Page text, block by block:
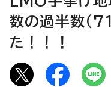
数の過半数（
た！！！